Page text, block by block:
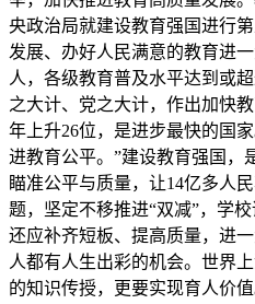
央政治局就建设教育强国进行
发展、办好人民满意的教育进
人，各级教育普及水平达到或
之大计、党之大计，作出加快
年上升26位，是进步最快的国
进教育公平。”建设教育强国，
瞄准公平与质量，让14亿多人
题，坚定不移推进“双减”，学
还应补齐短板、提高质量，进
人都有人生出彩的机会。世界
的知识传授，更要实现育人价